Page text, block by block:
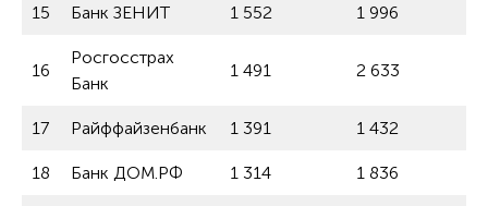
15 Банк ЗЕНИТ 1 552 1 996
16
Росгосстрах
Банк
1 491 2 633
17 Райффайзенбанк 1 391 1 432
18 Банк ДОМ.РФ 1 314 1 836